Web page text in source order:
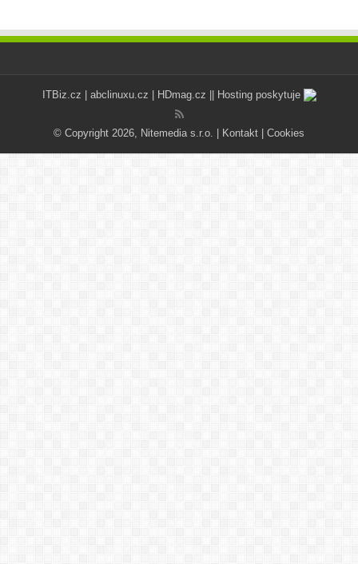
ITBiz.cz | abclinuxu.cz | HDmag.cz || Hosting poskytuje
© Copyright 2026, Nitemedia s.r.o. | Kontakt | Cookies